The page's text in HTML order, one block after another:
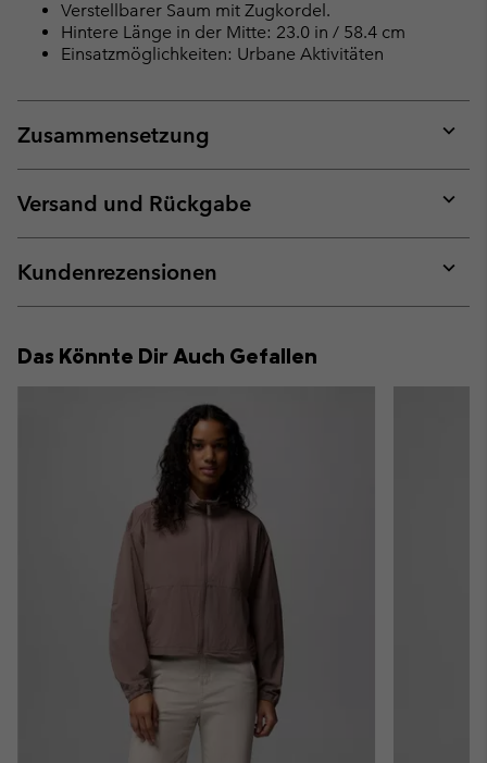
Verstellbarer Saum mit Zugkordel.
Hintere Länge in der Mitte: 23.0 in / 58.4 cm
Einsatzmöglichkeiten: Urbane Aktivitäten
Zusammensetzung
or
Versand und Rückgabe
or
Kundenrezensionen
or
Das Könnte Dir Auch Gefallen